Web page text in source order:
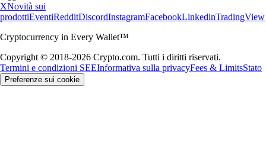
XNovità sui
prodottiEventiRedditDiscordInstagramFacebookLinkedinTradingView
Cryptocurrency in Every Wallet™
Copyright © 2018-2026 Crypto.com. Tutti i diritti riservati.
Termini e condizioni SEEInformativa sulla privacyFees & LimitsStato
Preferenze sui cookie